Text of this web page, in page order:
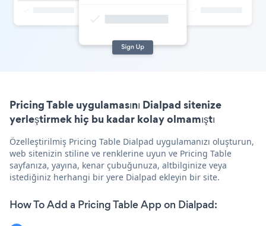
Pricing Table uygulamasını Dialpad sitenize
yerleştirmek hiç bu kadar kolay olmamıştı
Özelleştirilmiş Pricing Table Dialpad uygulamanızı oluşturun,
web sitenizin stiline ve renklerine uyun ve Pricing Table
sayfanıza, yayına, kenar çubuğunuza, altbilginize veya
istediğiniz herhangi bir yere Dialpad ekleyin bir site.
How To Add a Pricing Table App on Dialpad: